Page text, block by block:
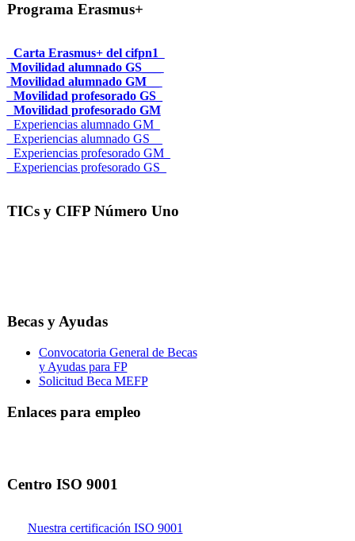
Programa Erasmus+
_Carta Erasmus+ del cifpn1
Movilidad alumnado GS___
Movilidad alumnado GM__
_Movilidad profesorado GS_
_Movilidad profesorado GM
_Experiencias alumnado GM_
_Experiencias alumnado GS__
_Experiencias profesorado GM_
_Experiencias profesorado GS_
TICs y CIFP Número Uno
Becas y Ayudas
Convocatoria General de Becas
y Ayudas para FP
Solicitud Beca MEFP
Enlaces para empleo
Centro ISO 9001
Nuestra certificación ISO 9001